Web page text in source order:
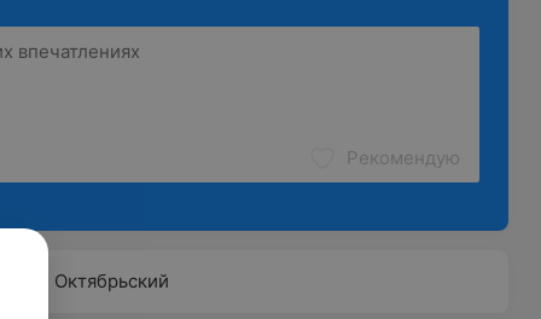
Рекомендую
Октябрьский